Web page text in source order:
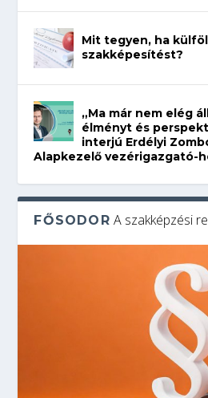
Mit tegyen, ha
szakképesítést?
„Ma már nem elég
élményt és
interjú Erdélyi
Alapkezelő vezérigazgató-
FŐSODOR A szakképzési